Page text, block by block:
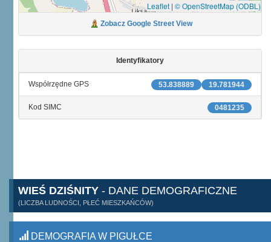
Leaflet | © OpenStreetMap (ODBL)
Zobacz Google Street View
Identyfikatory
19.781944
53.838889
Współrzędne GPS
0481235
Kod SIMC
WIEŚ DZIŚNITY - DANE DEMOGRAFICZNE
(LICZBA LUDNOŚCI, PŁEĆ MIESZKAŃCÓW)
DEMOGRAFIA W PIGUŁCE